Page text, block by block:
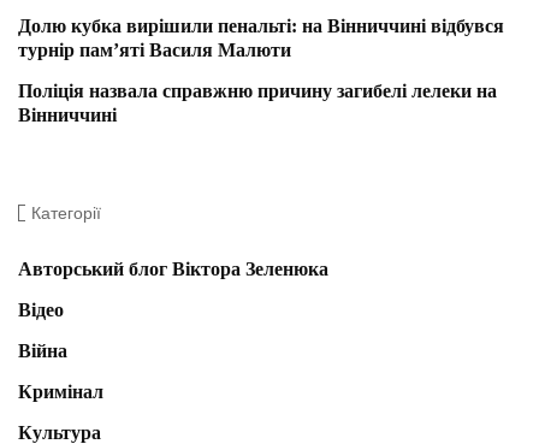
Долю кубка вирішили пенальті: на Вінниччині відбувся
турнір пам’яті Василя Малюти
Поліція назвала справжню причину загибелі лелеки на
Вінниччині
Категорії
Авторський блог Віктора Зеленюка
Відео
Війна
Кримінал
Культура